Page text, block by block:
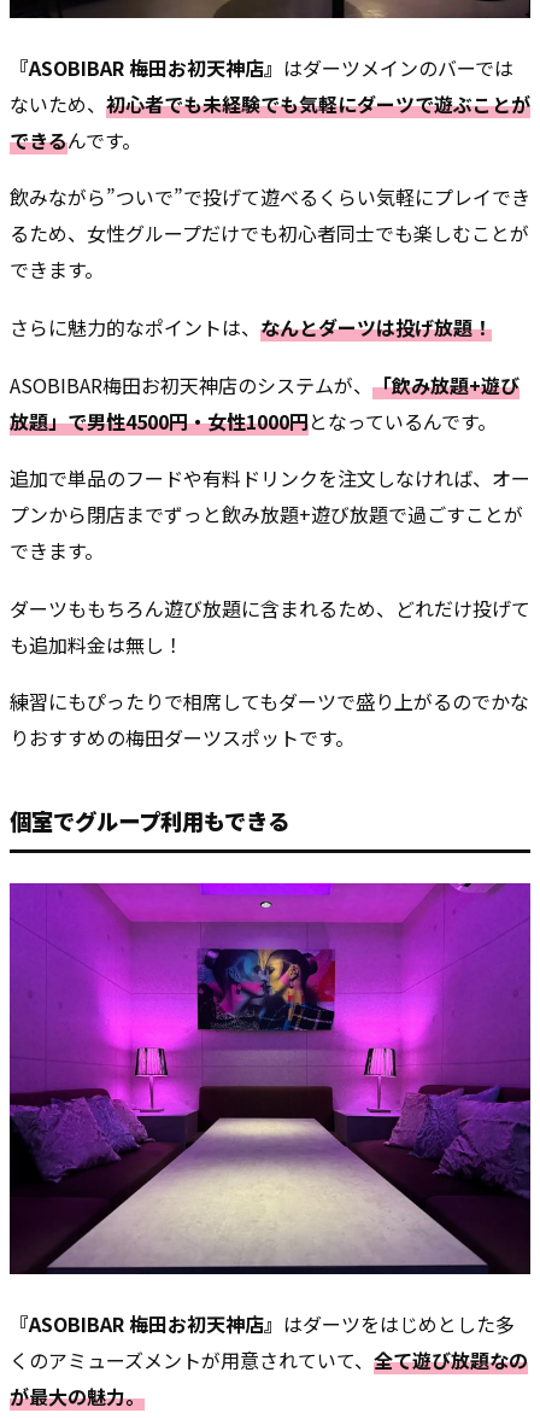
『ASOBIBAR 梅田お初天神店』 はダーツメインのバーでは
ないため、 初心者でも未経験でも気軽にダーツで遊ぶことが
できるんです。
飲みながら”ついで”で投げて遊べるくらい気軽にプレイでき
るため、女性グループだけでも初心者同士でも楽しむことが
できます。
さらに魅力的なポイントは、 なんとダーツは投げ放題！
ASOBIBAR梅田お初天神店のシステムが、 「飲み放題+遊び
放題」で男性4500円・女性1000円となっているんです。
追加で単品のフードや有料ドリンクを注文しなければ、オー
プンから閉店までずっと飲み放題+遊び放題で過ごすことが
できます。
ダーツももちろん遊び放題に含まれるため、どれだけ投げて
も追加料金は無し！
練習にもぴったりで相席してもダーツで盛り上がるのでかな
りおすすめの梅田ダーツスポットです。
個室でグループ利用もできる
『ASOBIBAR 梅田お初天神店』 はダーツをはじめとした多
くのアミューズメントが用意されていて、 全て遊び放題なの
が最大の魅力。